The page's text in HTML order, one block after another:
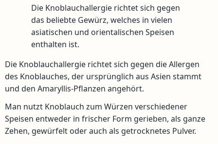
Die Knoblauchallergie richtet sich gegen
das beliebte Gewürz, welches in vielen
asiatischen und orientalischen Speisen
enthalten ist.
Die Knoblauchallergie richtet sich gegen die Allergen
des Knoblauches, der ursprünglich aus Asien stammt
und den Amaryllis-Pflanzen angehört.
Man nutzt Knoblauch zum Würzen verschiedener
Speisen entweder in frischer Form gerieben, als ganze
Zehen, gewürfelt oder auch als getrocknetes Pulver.